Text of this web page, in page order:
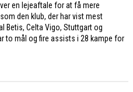
en lejeaftale for at få mere
den klub, der har vist mest
Betis, Celta Vigo, Stuttgart og
to mål og fire assists i 28 kampe for